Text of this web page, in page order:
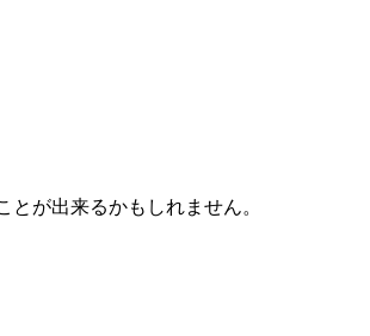
が出来るかもしれません。